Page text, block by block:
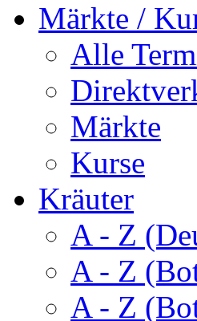
Märkte /
Alle
Märkte
Kurse
Kräuter
A - Z
A - Z
A - Z